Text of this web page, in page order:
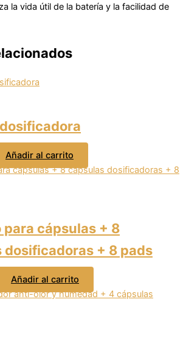
la vida útil de la batería y la facilidad de
Añadir al carrito
para cápsulas + 8
dosificadoras + 8 pads
Añadir al carrito